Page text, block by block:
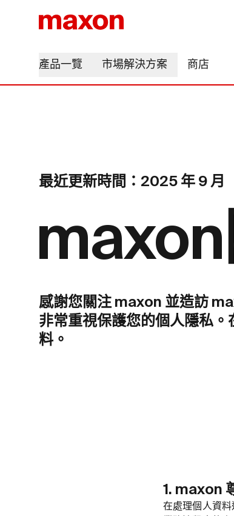
產品一覽 市場解決方案 商店
最近更新時間：2025 年 9 月
感謝您關注 maxon 並造訪
非常重視保護您的個人隱私
料。
1. maxon
在處理個人資